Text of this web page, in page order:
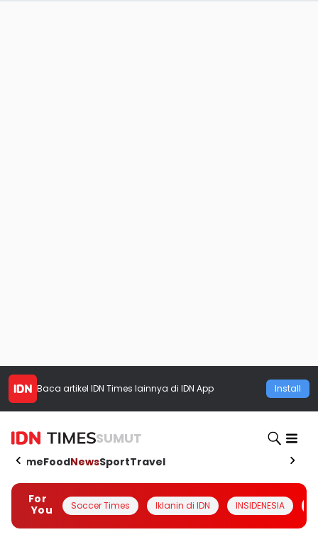
Baca artikel IDN Times lainnya di IDN App Install
SUMUT
HomeFoodNewsSportTravel
For
You
Soccer Times Iklanin di IDN INSIDENESIA